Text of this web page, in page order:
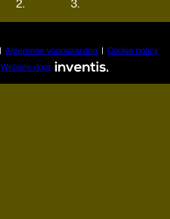
Algemene voorwaarden
Cookie policy
Website door